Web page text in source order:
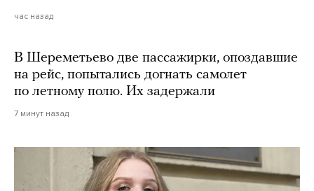
час назад
В Шереметьево две пассажирки, опоздавшие
на рейс, попытались догнать самолет
по летному полю. Их задержали
7 минут назад